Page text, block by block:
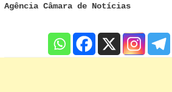
Agência Câmara de Notícias